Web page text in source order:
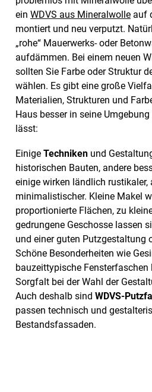
ein WDVS aus Mineralwolle auf
montiert und neu verputzt.
„rohe“ Mauerwerks- oder
aufdämmen. Bei einem neuen
sollten Sie Farbe oder Struktur
wählen. Es gibt eine große
Materialien, Strukturen und
Haus besser in seine
lässt:
Einige Techniken und
historischen Bauten, andere
einige wirken ländlich rustikaler,
minimalistischer. Kleine Makel
proportionierte Flächen, zu
gedrungene Geschosse lassen
und einer guten Putzgestaltung
Schöne Besonderheiten wie
bauzeittypische Fensterfaschen
Sorgfalt bei der Wahl der
Auch deshalb sind WDVS-
passen technisch und
Bestandsfassaden.